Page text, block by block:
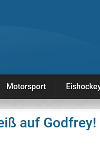
Motorsport
auf